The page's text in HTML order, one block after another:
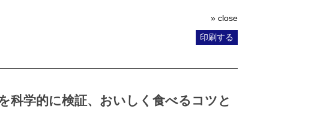
» close
印刷する
科学的に検証、おいしく食べるコツと